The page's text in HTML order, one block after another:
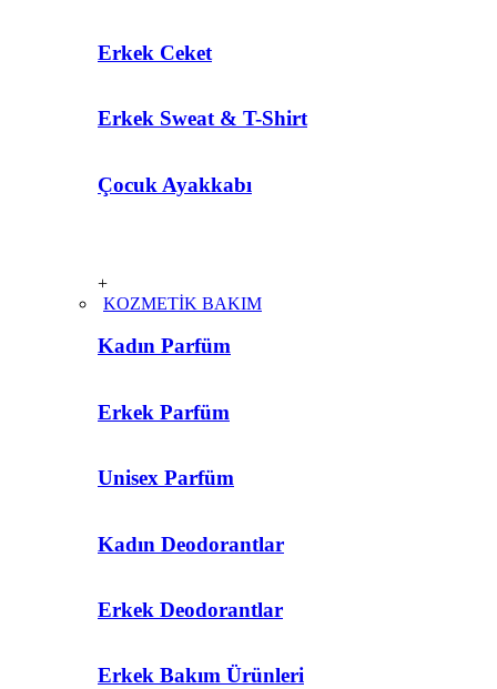
Erkek Ceket
Erkek Sweat & T-Shirt
Çocuk Ayakkabı
+
KOZMETİK BAKIM
Kadın Parfüm
Erkek Parfüm
Unisex Parfüm
Kadın Deodorantlar
Erkek Deodorantlar
Erkek Bakım Ürünleri